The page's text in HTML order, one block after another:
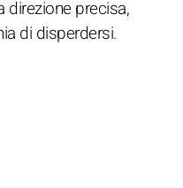
direzione precisa,
di disperdersi.